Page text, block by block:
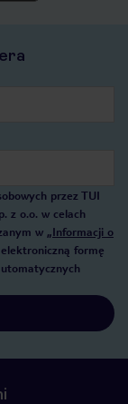
przez TUI
z o.o. w celach
w „Informacji o
formę